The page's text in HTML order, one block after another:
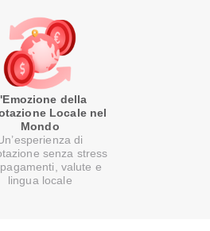
della
Locale nel
Mondo
di
senza stress
valute e
lingua locale